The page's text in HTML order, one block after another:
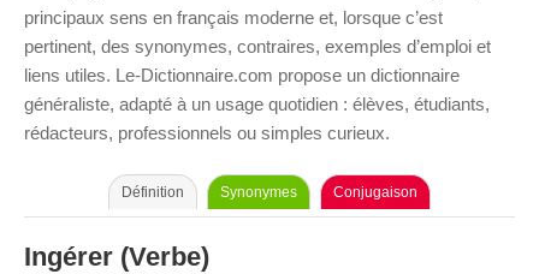
principaux sens en français moderne et, lorsque c’est
pertinent, des synonymes, contraires, exemples d’emploi et
liens utiles. Le-Dictionnaire.com propose un dictionnaire
généraliste, adapté à un usage quotidien : élèves, étudiants,
rédacteurs, professionnels ou simples curieux.
Définition Synonymes Conjugaison
Ingérer (Verbe)